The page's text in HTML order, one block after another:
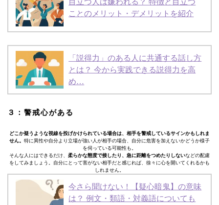
ことのメリット・デメリットを紹介
「説得力」のある人に共通する話し方
とは？ 今から実践できる説得力を高
め…
３：警戒心がある
どこか疑うような視線を投げかけられている場合は、相手を警戒しているサインかもしれま
せん。 特に異性や自分より立場が強い人が相手の場合、自分に危害を加えないかどうか様子
を伺っている可能性も。
そんな人にはできるだけ、 柔らかな態度で接したり、急に距離をつめたりしないなどの配慮
をしてみましょう。自分にとって害がない相手だと感じれば、徐々に心を開いてくれるかも
しれません。
今さら聞けない！【疑心暗鬼】の意味
は？ 例文・類語・対義語についても